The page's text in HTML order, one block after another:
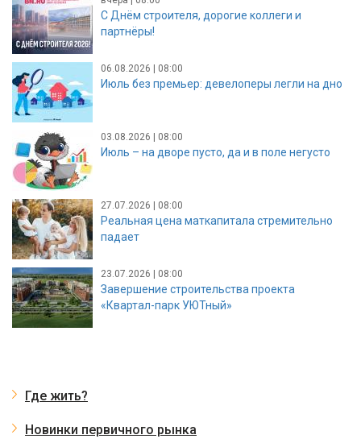
С Днём строителя, дорогие коллеги и
партнёры!
06.08.2026 | 08:00
Июль без премьер: девелоперы легли на дно
03.08.2026 | 08:00
Июль – на дворе пусто, да и в поле негусто
27.07.2026 | 08:00
Реальная цена маткапитала стремительно
падает
23.07.2026 | 08:00
Завершение строительства проекта
«Квартал-парк УЮТный»
Где жить?
Новинки первичного рынка